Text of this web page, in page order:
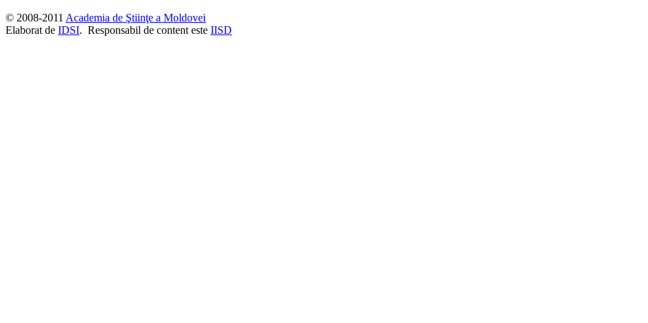
© 2008-2011 Academia de Ştiinţe a Moldovei
Elaborat de IDSI. Responsabil de content este IISD